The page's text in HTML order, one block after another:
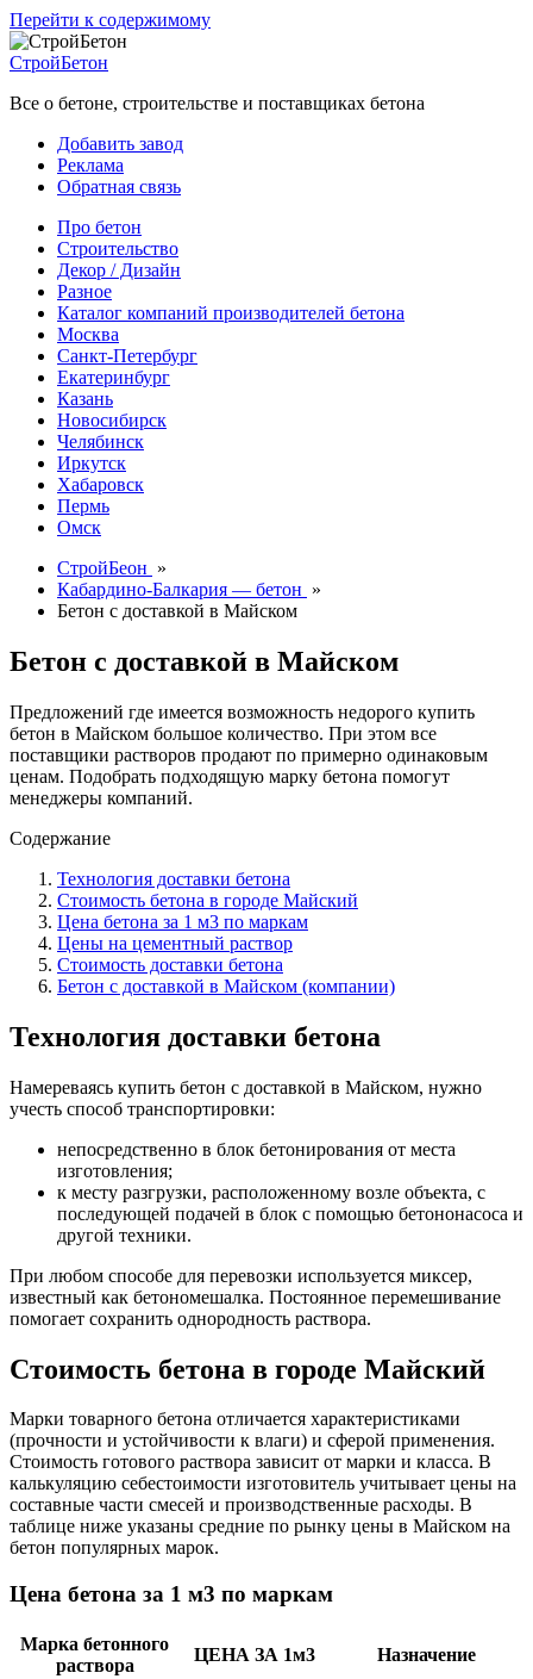
Перейти к содержимому
СтройБетон
Все о бетоне, строительстве и поставщиках бетона
Добавить завод
Реклама
Обратная связь
Про бетон
Строительство
Декор / Дизайн
Разное
Каталог компаний производителей бетона
Москва
Санкт-Петербург
Екатеринбург
Казань
Новосибирск
Челябинск
Иркутск
Хабаровск
Пермь
Омск
СтройБеон »
Кабардино-Балкария — бетон »
Бетон с доставкой в Майском
Бетон с доставкой в Майском
Предложений где имеется возможность недорого купить
бетон в Майском большое количество. При этом все
поставщики растворов продают по примерно одинаковым
ценам. Подобрать подходящую марку бетона помогут
менеджеры компаний.
Содержание
Технология доставки бетона
Стоимость бетона в городе Майский
Цена бетона за 1 м3 по маркам
Цены на цементный раствор
Стоимость доставки бетона
Бетон с доставкой в Майском (компании)
Технология доставки бетона
Намереваясь купить бетон с доставкой в Майском, нужно
учесть способ транспортировки:
непосредственно в блок бетонирования от места
изготовления;
к месту разгрузки, расположенному возле объекта, с
последующей подачей в блок с помощью бетононасоса и
другой техники.
При любом способе для перевозки используется миксер,
известный как бетономешалка. Постоянное перемешивание
помогает сохранить однородность раствора.
Стоимость бетона в городе Майский
Марки товарного бетона отличается характеристиками
(прочности и устойчивости к влаги) и сферой применения.
Стоимость готового раствора зависит от марки и класса. В
калькуляцию себестоимости изготовитель учитывает цены на
составные части смесей и производственные расходы. В
таблице ниже указаны средние по рынку цены в Майском на
бетон популярных марок.
Цена бетона за 1 м3 по маркам
Марка бетонного
раствора
ЦЕНА ЗА 1м3 Назначение